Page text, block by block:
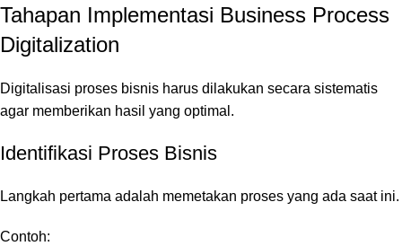
Tahapan Implementasi Business Process
Digitalization
Digitalisasi proses bisnis harus dilakukan secara sistematis
agar memberikan hasil yang optimal.
Identifikasi Proses Bisnis
Langkah pertama adalah memetakan proses yang ada saat ini.
Contoh: